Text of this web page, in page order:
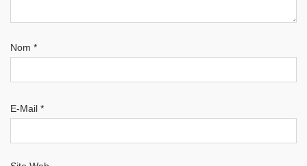
Nom *
E-Mail *